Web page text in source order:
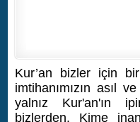
Kur’an bizler için
imtihanımızın asıl
yalnız Kur'an'ın
bizlerden. Kime